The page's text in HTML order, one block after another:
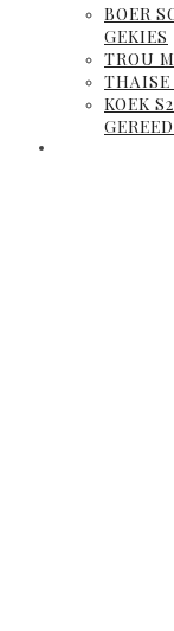
BOER
GEKIES
TROU
THAISE
KOEK